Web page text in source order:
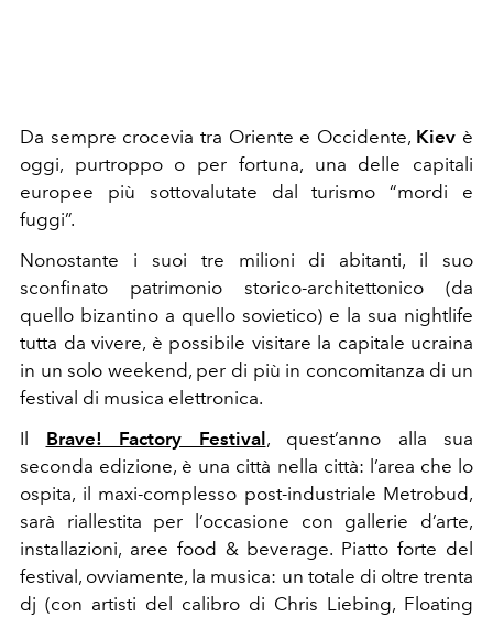
Da sempre crocevia tra Oriente e Occidente, Kiev è
oggi, purtroppo o per fortuna, una delle capitali
europee più sottovalutate dal turismo “mordi e
fuggi”.
Nonostante i suoi tre milioni di abitanti, il suo
sconfinato patrimonio storico-architettonico (da
quello bizantino a quello sovietico) e la sua nightlife
tutta da vivere, è possibile visitare la capitale ucraina
in un solo weekend, per di più in concomitanza di un
festival di musica elettronica.
Il Brave! Factory Festival , quest’anno alla sua
seconda edizione, è una città nella città: l’area che lo
ospita, il maxi-complesso post-industriale Metrobud,
sarà riallestita per l’occasione con gallerie d’arte,
installazioni, aree food & beverage. Piatto forte del
festival, ovviamente, la musica: un totale di oltre trenta
dj (con artisti del calibro di Chris Liebing, Floating